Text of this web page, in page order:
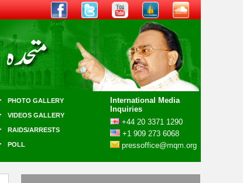
PHOTO GALLERY
International Media
Inquiries
+44 20 3371 1290
+1 909 273 6068
pressoffice@mqm.org
VIDEOS GALLERY
RAIDS/ARRESTS
POLL